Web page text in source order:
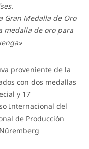
Gran Medalla de Oro
medalla de oro para
proveniente de la
con dos medallas
y 17
Internacional del
de Producción